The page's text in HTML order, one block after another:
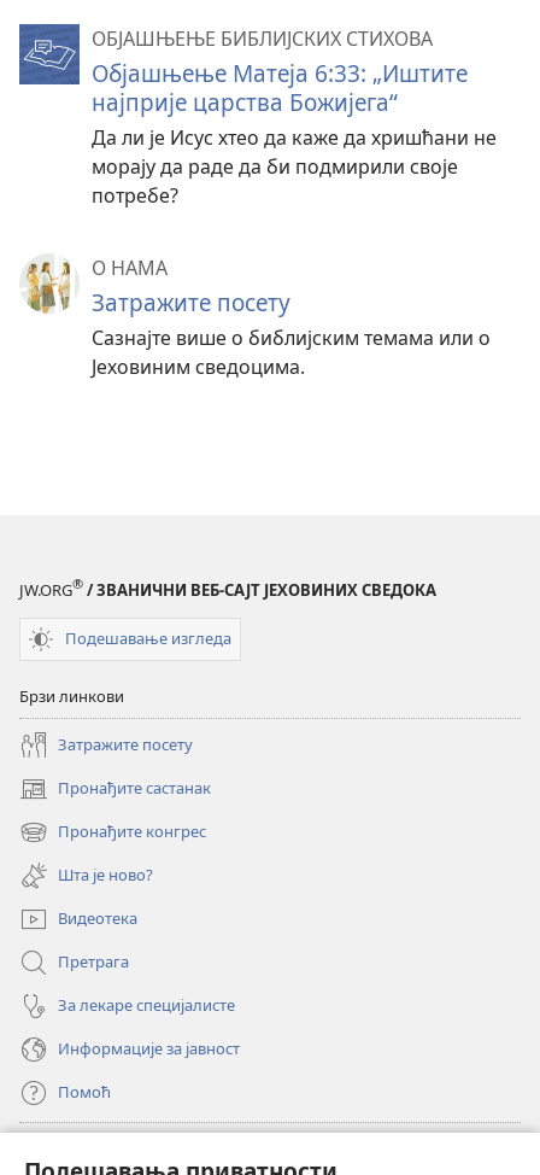
ОБЈАШЊЕЊЕ БИБЛИЈСКИХ СТИХОВА
Објашњење Матеја 6:33: „Иштите
најприје царства Божијега“
Да ли је Исус хтео да каже да хришћани не
морају да раде да би подмирили своје
потребе?
О НАМА
Затражите посету
Сазнајте више о библијским темама или о
Јеховиним сведоцима.
JW.ORG® / ЗВАНИЧНИ ВЕБ-САЈТ ЈЕХОВИНИХ СВЕДОКА
Подешавање изгледа
Брзи линкови
Затражите посету
Пронађите састанак
(отвара
нови
прозор)
Пронађите конгрес
(отвара
нови
прозор)
Шта је ново?
Видеотека
Претрага
За лекаре специјалисте
Информације за јавност
Помоћ
(отвара